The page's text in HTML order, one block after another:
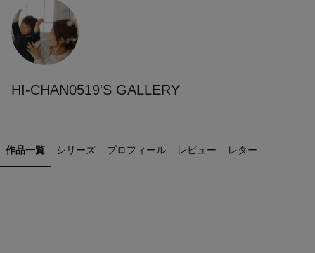
HI-CHAN0519'S GALLERY
作品一覧 シリーズ プロフィール レビュー レター